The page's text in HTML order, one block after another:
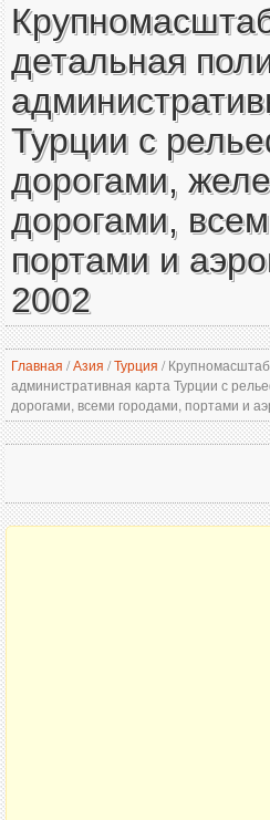
детальная
Турции с
дорогами,
дорогами,
портами и
2002
Главная /Азия /Турция /
административная карта Турции с
дорогами, всеми городами, портами и